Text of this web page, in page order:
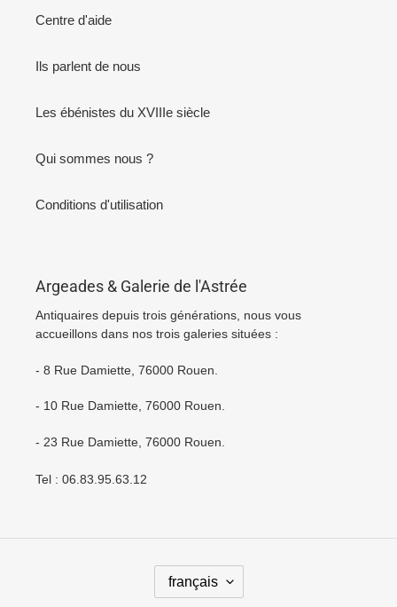
Centre d'aide
Ils parlent de nous
Les ébénistes du XVIIIe siècle
Qui sommes nous ?
Conditions d'utilisation
Argeades & Galerie de l'Astrée
Antiquaires depuis trois générations, nous vous
accueillons dans nos trois galeries situées :
- 8 Rue Damiette, 76000 Rouen.
- 10 Rue Damiette, 76000 Rouen.
- 23 Rue Damiette, 76000 Rouen.
Tel : 06.83.95.63.12
A
français